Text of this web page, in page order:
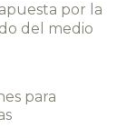
por la
del medio
para